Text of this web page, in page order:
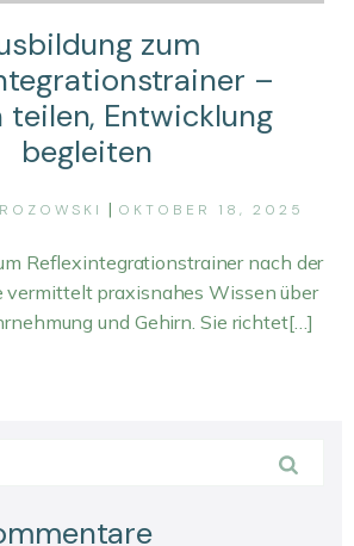
zum
–
teilen, Entwicklung
begleiten
| OKTOBER 18, 2025
Reflexintegrationstrainer nach der
praxisnahes Wissen über
und Gehirn. Sie richtet[…]